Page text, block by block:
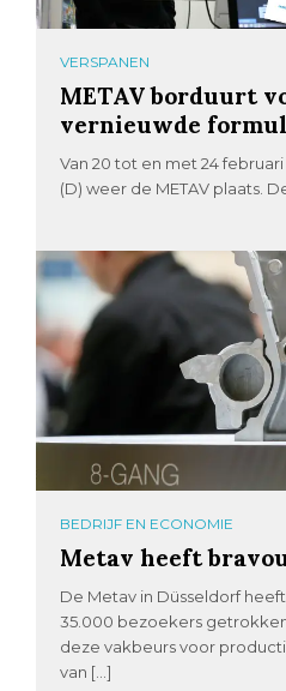
VERSPANEN
METAV borduurt
vernieuwde
Van 20 tot en met 24
(D) weer de METAV plaats.
BEDRIJF EN ECONOMIE
Metav heeft
De Metav in Düsseldorf
35.000 bezoekers
deze vakbeurs voor
van […]